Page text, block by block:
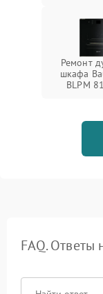
Ремонт
шкафа
BLPM
FAQ. Ответы